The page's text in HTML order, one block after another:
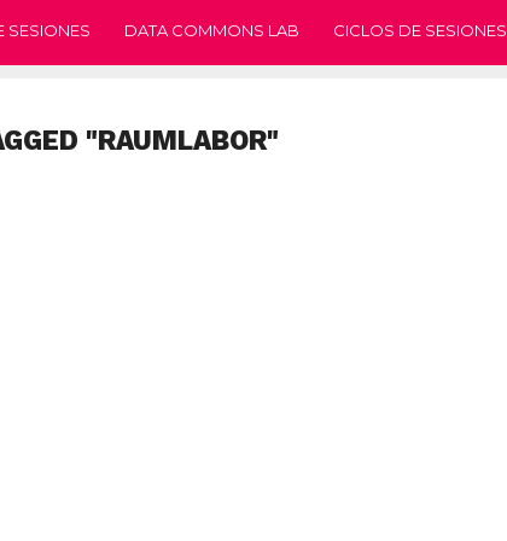
SESIONES DATA COMMONS LAB CICLOS DE SESIONES
"RAUMLABOR"